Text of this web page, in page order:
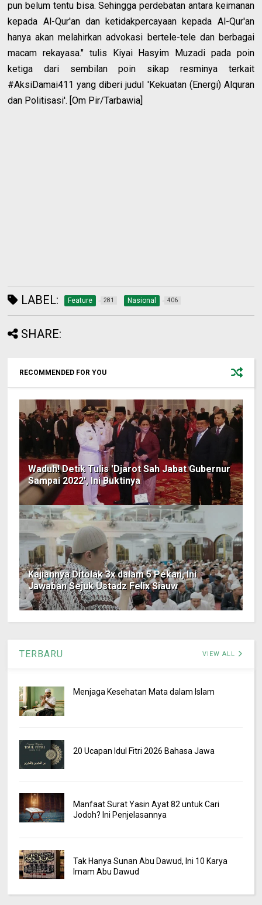
pun belum tentu bisa. Sehingga perdebatan antara keimanan
kepada Al-Qur'an dan ketidakpercayaan kepada Al-Qur'an
hanya akan melahirkan advokasi bertele-tele dan berbagai
macam rekayasa." tulis Kiyai Hasyim Muzadi pada poin
ketiga dari sembilan poin sikap resminya terkait
#AksiDamai411 yang diberi judul 'Kekuatan (Energi) Alquran
dan Politisasi'. [Om Pir/Tarbawia]
LABEL: Feature 281 Nasional 406
SHARE:
RECOMMENDED FOR YOU
Waduh! Detik Tulis 'Djarot Sah Jabat Gubernur
Sampai 2022', Ini Buktinya
Kajiannya Ditolak 3x dalam 5 Pekan, Ini
Jawaban Sejuk Ustadz Felix Siauw
TERBARU VIEW ALL
Menjaga Kesehatan Mata dalam Islam
20 Ucapan Idul Fitri 2026 Bahasa Jawa
Manfaat Surat Yasin Ayat 82 untuk Cari
Jodoh? Ini Penjelasannya
Tak Hanya Sunan Abu Dawud, Ini 10 Karya
Imam Abu Dawud